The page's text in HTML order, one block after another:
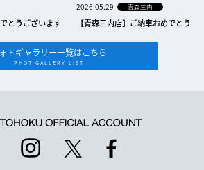
とうございます
2026.05.29 青森三内
【青森三内店】ご納車おめでとうご
トギャラリー一覧はこちら
PHOT GALLERY LIST